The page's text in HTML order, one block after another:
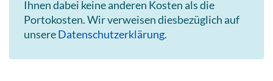
Ihnen dabei keine anderen Kosten als die
Portokosten. Wir verweisen diesbezüglich auf
unsereDatenschutzerklärung.